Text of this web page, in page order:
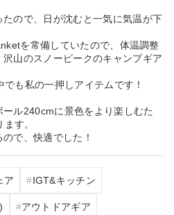
ので、日が沈むと一気に気温が下
を常備していたので、体温調整
山のスノーピークのキャンプギア
も私の一押しアイテムです！
ル240cmに景色をより楽しむた
す。
で、快適でした！
ア IGT&キッチン
アウトドアギア